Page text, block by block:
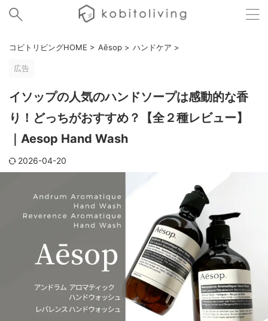
コビトリビングHOME > Aēsop > ハンドケア >
広告
イソップの人気のハンドソープは感動的な香
り！どっちがおすすめ？【全２種レビュー】
｜Aesop Hand Wash
2026-04-20